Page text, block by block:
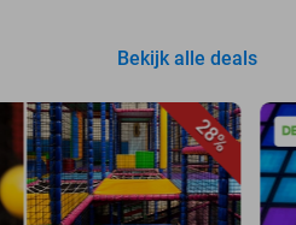
Bekijk alle deals
28%